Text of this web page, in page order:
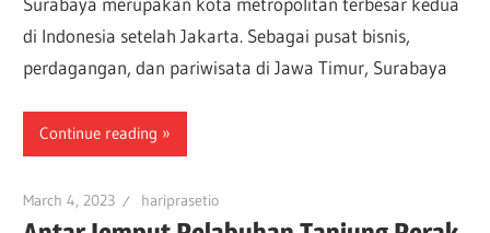
di Indonesia setelah Jakarta. Sebagai pusat bisnis,
perdagangan, dan pariwisata di Jawa Timur, Surabaya
Continue reading
March 4, 2023 hariprasetio